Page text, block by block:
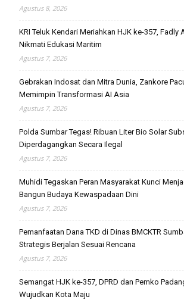
Agustus 8, 2026
KRI Teluk Kendari Meriahkan HJK ke-357, Fadly
Nikmati Edukasi Maritim
Agustus 7, 2026
Gebrakan Indosat dan Mitra Dunia, Zankore
Memimpin Transformasi AI Asia
Agustus 7, 2026
Polda Sumbar Tegas! Ribuan Liter Bio Solar
Diperdagangkan Secara Ilegal
Agustus 7, 2026
Muhidi Tegaskan Peran Masyarakat Kunci
Bangun Budaya Kewaspadaan Dini
Agustus 7, 2026
Pemanfaatan Dana TKD di Dinas BMCKTR
Strategis Berjalan Sesuai Rencana
Agustus 7, 2026
Semangat HJK ke-357, DPRD dan Pemko
Wujudkan Kota Maju